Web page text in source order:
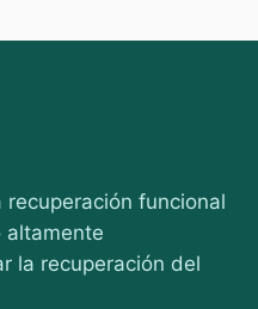
funcional
altamente
la recuperación del